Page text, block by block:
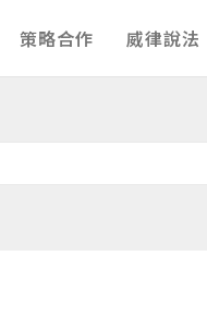
策略合作 威律說法